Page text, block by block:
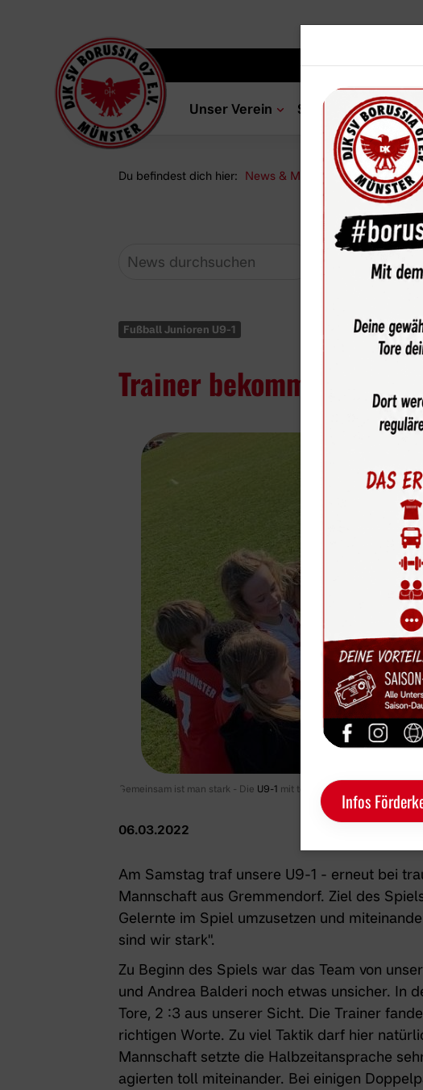
Unser Verein Sportangebot
Du befindest dich hier: News & Media Newsroom
Fußball Junioren U9-1
Trainer bekommt
Gemeinsam ist man stark - Die U9-1 mit tollem Auftritt bei ihrem
06.03.2022
Am Samstag traf unsere U9-1 - erneut bei
Mannschaft aus Gremmendorf. Ziel des
Gelernte im Spiel umzusetzen und
sind wir stark".
Zu Beginn des Spiels war das Team von
und Andrea Balderi noch etwas unsicher. In
Tore, 2 :3 aus unserer Sicht. Die Trainer
richtigen Worte. Zu viel Taktik darf hier
Mannschaft setzte die Halbzeitansprache
agierten toll miteinander. Bei einigen
Infos